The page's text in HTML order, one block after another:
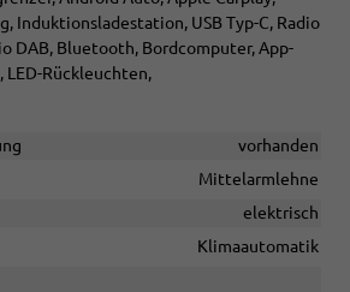
Induktionsladestation, USB Typ-C, Radio
DAB, Bluetooth, Bordcomputer, App-
LED-Rückleuchten,
vorhanden
Mittelarmlehne
elektrisch
Klimaautomatik